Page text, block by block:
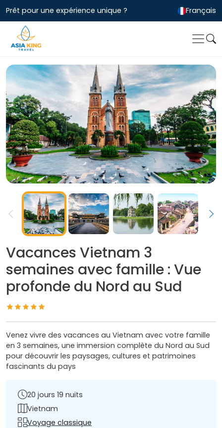
Prêt pour une expérience unique ? Français
Vacances Vietnam 3
semaines avec famille : Vue
profonde du Nord au Sud
Venez vivre des vacances au Vietnam avec votre famille
en 3 semaines, une immersion complète du Nord au Sud
pour découvrir les paysages, cultures et patrimoines
fascinants du pays
20 jours 19 nuits
Vietnam
Voyage classique